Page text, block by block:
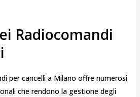
Radiocomandi
per cancelli a Milano offre numerosi
che rendono la gestione degli